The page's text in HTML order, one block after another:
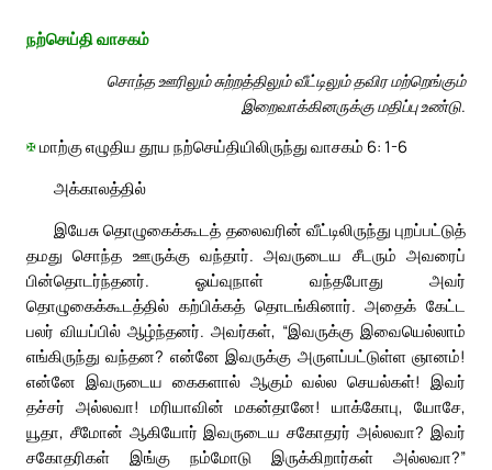
நற்செய்தி வாசகம்
சொந்த ஊரிலும் சுற்றத்திலும் வீட்டிலும் தவிர மற்றெங்கும்
இறைவாக்கினருக்கு மதிப்பு உண்டு.
✠மாற்கு எழுதிய தூய நற்செய்தியிலிருந்து வாசகம் 6: 1-6
அக்காலத்தில்
இயேசு தொழுகைக்கூடத் தலைவரின் வீட்டிலிருந்து புறப்பட்டுத்
தமது சொந்த ஊருக்கு வந்தார். அவருடைய சீடரும் அவரைப்
பின்தொடர்ந்தனர். ஓய்வுநாள் வந்தபோது அவர்
தொழுகைக்கூடத்தில் கற்பிக்கத் தொடங்கினார். அதைக் கேட்ட
பலர் வியப்பில் ஆழ்ந்தனர். அவர்கள், “இவருக்கு இவையெல்லாம்
எங்கிருந்து வந்தன? என்னே இவருக்கு அருளப்பட்டுள்ள ஞானம்!
என்னே இவருடைய கைகளால் ஆகும் வல்ல செயல்கள்! இவர்
தச்சர் அல்லவா! மரியாவின் மகன்தானே! யாக்கோபு, யோசே,
யூதா, சீமோன் ஆகியோர் இவருடைய சகோதரர் அல்லவா? இவர்
சகோதரிகள் இங்கு நம்மோடு இருக்கிறார்கள் அல்லவா?”